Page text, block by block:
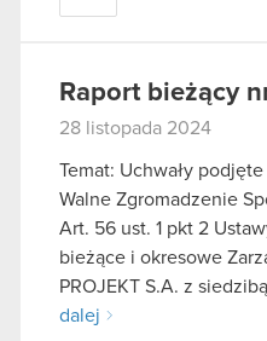
Raport bieżący
28 listopada 2024
Temat: Uchwały
Walne Zgromadzenie
Art. 56 ust. 1 pkt 2
bieżące i okresowe
PROJEKT S.A. z
dalej